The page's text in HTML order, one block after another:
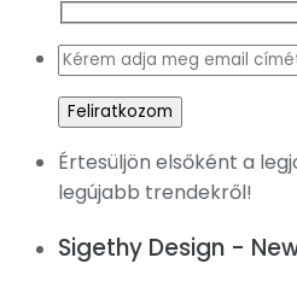
Értesüljön elsőként a
legújabb trendekről!
Sigethy Design -